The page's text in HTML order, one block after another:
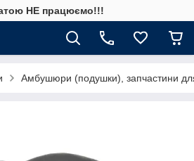
НЕ працюємо!!!
Амбушюри (подушки), запчастини